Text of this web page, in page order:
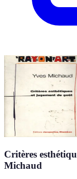
Critères
Michaud